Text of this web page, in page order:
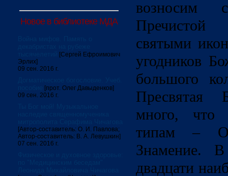
Новое в библиотеке МДА
[Сергей Ефроимович
Эрлих]
09 сен. 2016 г.
[прот. Олег Давыденков]
09 сен. 2016 г.
[Автор-составитель: О. И. Павлова;
Автор-составитель: В. А. Левушкин]
07 сен. 2016 г.
возносим
святыми
угодников
большого
Пресвятая
много, что
типам –
Знамение.
двадцати